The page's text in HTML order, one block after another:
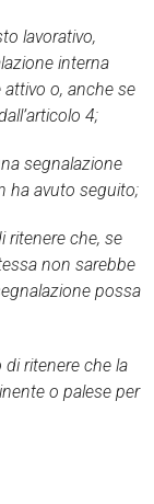
lavorativo,
interna
o, anche se
4;
segnalazione
ha avuto seguito;
ritenere che, se
non sarebbe
possa
ritenere che la
o palese per